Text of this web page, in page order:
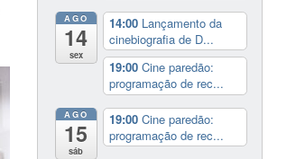
AGO
14
sex
14:00 Lançamento da
cinebiografia de D...
19:00 Cine paredão:
programação de rec...
AGO
15
sáb
19:00 Cine paredão:
programação de rec...